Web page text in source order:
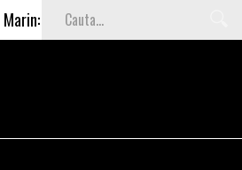
mare e o garantie pentru